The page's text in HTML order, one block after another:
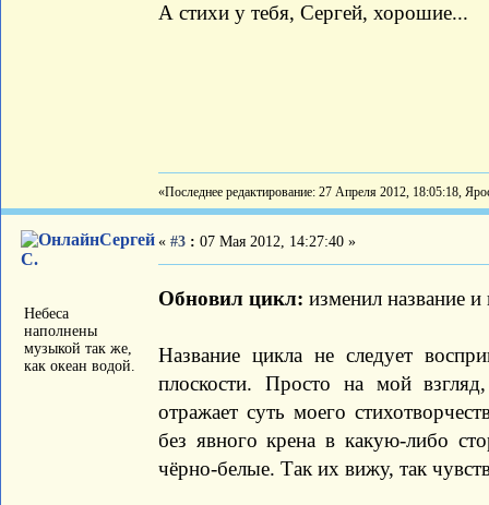
А стихи у тебя, Сергей, хорошие...
«Последнее редактирование: 27 Апреля 2012, 18:05:18,
Сергей
С.
Небеса
наполнены
музыкой так же,
как океан водой.
« #3 : 07 Мая 2012, 14:27:40 »
Обновил цикл: изменил название
Название цикла не следует
плоскости. Просто на мой
отражает суть моего
без явного крена в какую-либо
чёрно-белые. Так их вижу, так